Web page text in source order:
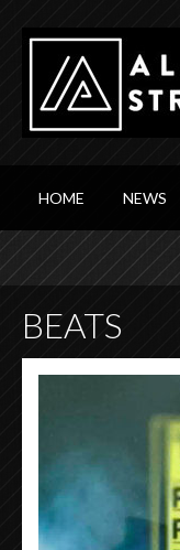
HOME NEWS
BEATS